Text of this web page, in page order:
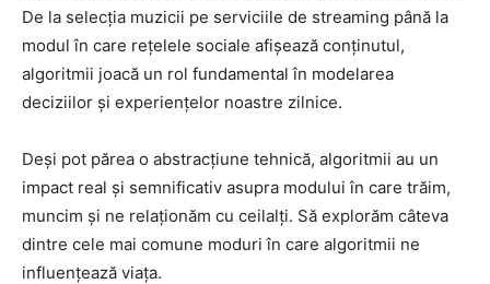
De la selecția muzicii pe serviciile de streaming până la
modul în care rețelele sociale afișează conținutul,
algoritmii joacă un rol fundamental în modelarea
deciziilor și experiențelor noastre zilnice.
Deși pot părea o abstracțiune tehnică, algoritmii au un
impact real și semnificativ asupra modului în care trăim,
muncim și ne relaționăm cu ceilalți. Să explorăm câteva
dintre cele mai comune moduri în care algoritmii ne
influențează viața.